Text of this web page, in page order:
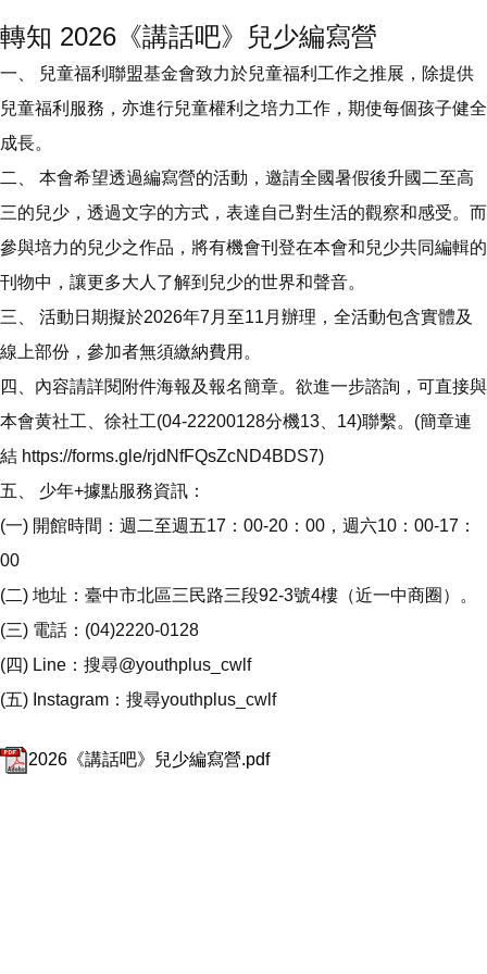
轉知 2026《講話吧》兒少編寫營
一、 兒童福利聯盟基金會致力於兒童福利工作之推展，除提供
兒童福利服務，亦進行兒童權利之培力工作，期使每個孩子健全
成長。
二、 本會希望透過編寫營的活動，邀請全國暑假後升國二至高
三的兒少，透過文字的方式，表達自己對生活的觀察和感受。而
參與培力的兒少之作品，將有機會刊登在本會和兒少共同編輯的
刊物中，讓更多大人了解到兒少的世界和聲音。
三、 活動日期擬於2026年7月至11月辦理，全活動包含實體及
線上部份，參加者無須繳納費用。
四、內容請詳閱附件海報及報名簡章。欲進一步諮詢，可直接與
本會黄社工、徐社工(04-22200128分機13、14)聯繫。(簡章連
結 https://forms.gle/rjdNfFQsZcND4BDS7)
五、 少年+據點服務資訊：
(一) 開館時間：週二至週五17：00-20：00，週六10：00-17：
00
(二) 地址：臺中市北區三民路三段92-3號4樓（近一中商圈）。
(三) 電話：(04)2220-0128
(四) Line：搜尋@youthplus_cwlf
(五) Instagram：搜尋youthplus_cwlf
2026《講話吧》兒少編寫營.pdf